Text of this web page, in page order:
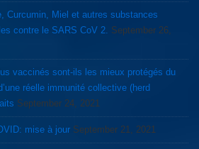
Curcumin, Miel et autres substances
contre le SARS CoV 2. September 26,
vaccinés sont-ils les mieux protégés du
réelle immunité collective (herd
September 24, 2021
mise à jour September 21, 2021